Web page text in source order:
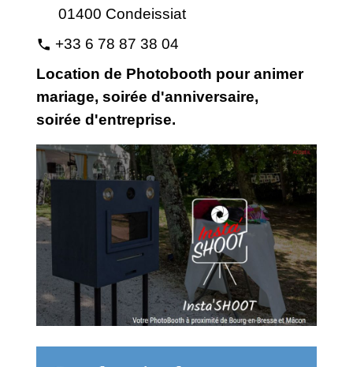
01400 Condeissiat
phone +33 6 78 87 38 04
Location de Photobooth pour animer
mariage, soirée d'anniversaire,
soirée d'entreprise.